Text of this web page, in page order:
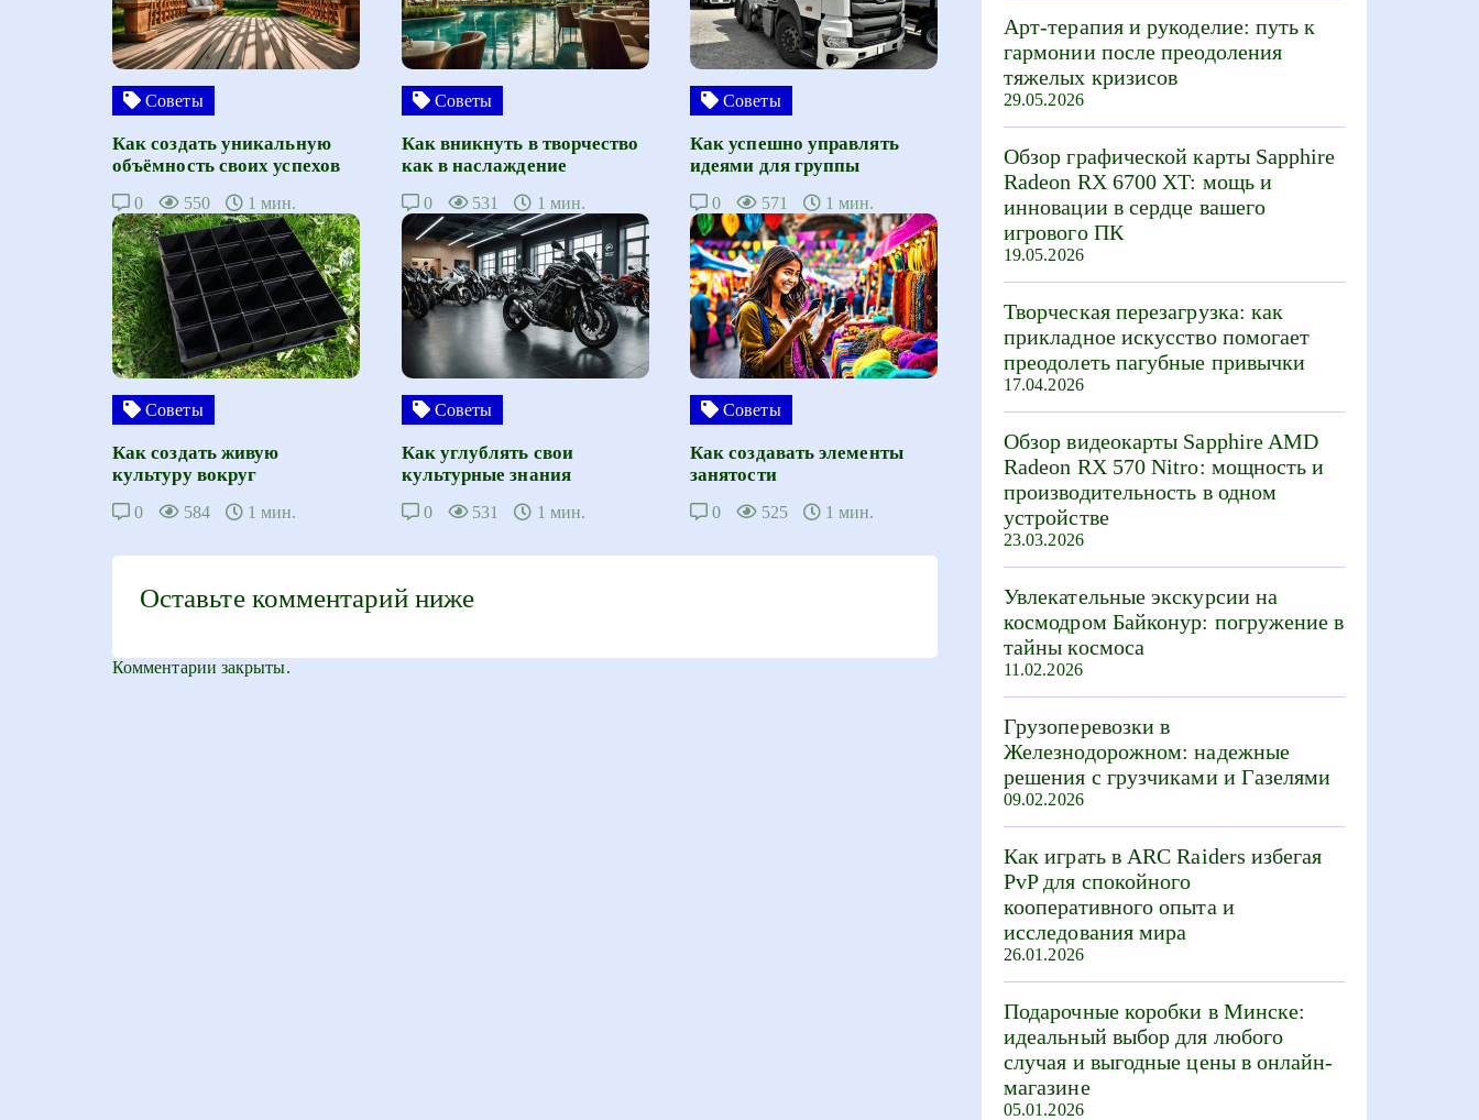
Советы
Как создать уникальную
объёмность своих успехов
0 550 1 мин.
Советы
Как вникнуть в творчество
как в наслаждение
0 531 1 мин.
Советы
Как успешно управлять
идеями для группы
0 571 1 мин.
Советы
Как создать живую
культуру вокруг
0 584 1 мин.
Советы
Как углублять свои
культурные знания
0 531 1 мин.
Советы
Как создавать элементы
занятости
0 525 1 мин.
Оставьте комментарий ниже
Комментарии закрыты.
Арт-терапия и рукоделие: путь к
гармонии после преодоления
тяжелых кризисов
29.05.2026
Обзор графической карты Sapphire
Radeon RX 6700 XT: мощь и
инновации в сердце вашего
игрового ПК
19.05.2026
Творческая перезагрузка: как
прикладное искусство помогает
преодолеть пагубные привычки
17.04.2026
Обзор видеокарты Sapphire AMD
Radeon RX 570 Nitro: мощность и
производительность в одном
устройстве
23.03.2026
Увлекательные экскурсии на
космодром Байконур: погружение в
тайны космоса
11.02.2026
Грузоперевозки в
Железнодорожном: надежные
решения с грузчиками и Газелями
09.02.2026
Как играть в ARC Raiders избегая
PvP для спокойного
кооперативного опыта и
исследования мира
26.01.2026
Подарочные коробки в Минске:
идеальный выбор для любого
случая и выгодные цены в онлайн-
магазине
05.01.2026